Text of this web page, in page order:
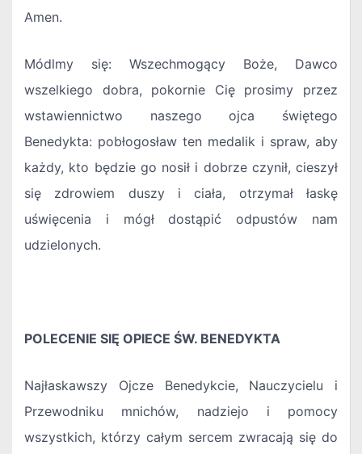
Amen.
Módlmy się: Wszechmogący Boże, Dawco
wszelkiego dobra, pokornie Cię prosimy przez
wstawiennictwo naszego ojca świętego
Benedykta: pobłogosław ten medalik i spraw, aby
każdy, kto będzie go nosił i dobrze czynił, cieszył
się zdrowiem duszy i ciała, otrzymał łaskę
uświęcenia i mógł dostąpić odpustów nam
udzielonych.
POLECENIE SIĘ OPIECE ŚW. BENEDYKTA
Najłaskawszy Ojcze Benedykcie, Nauczycielu i
Przewodniku mnichów, nadziejo i pomocy
wszystkich, którzy całym sercem zwracają się do